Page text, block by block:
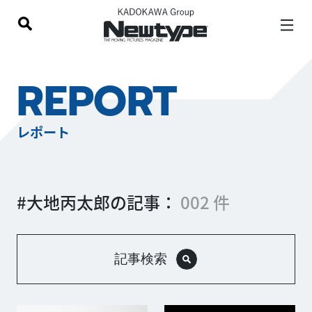
REPORT
レポート
#大地丙太郎の記事： 002 件
記事検索